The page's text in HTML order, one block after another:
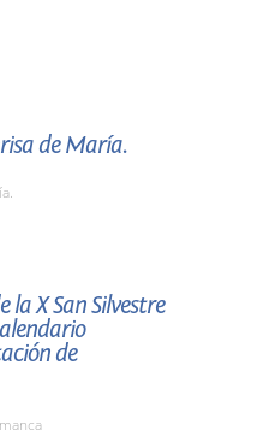
de María.
la X San Silvestre
de